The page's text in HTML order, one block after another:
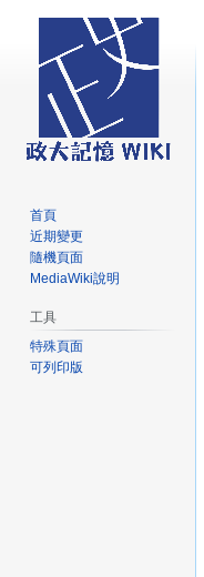
首頁
近期變更
隨機頁面
MediaWiki說明
工具
特殊頁面
可列印版